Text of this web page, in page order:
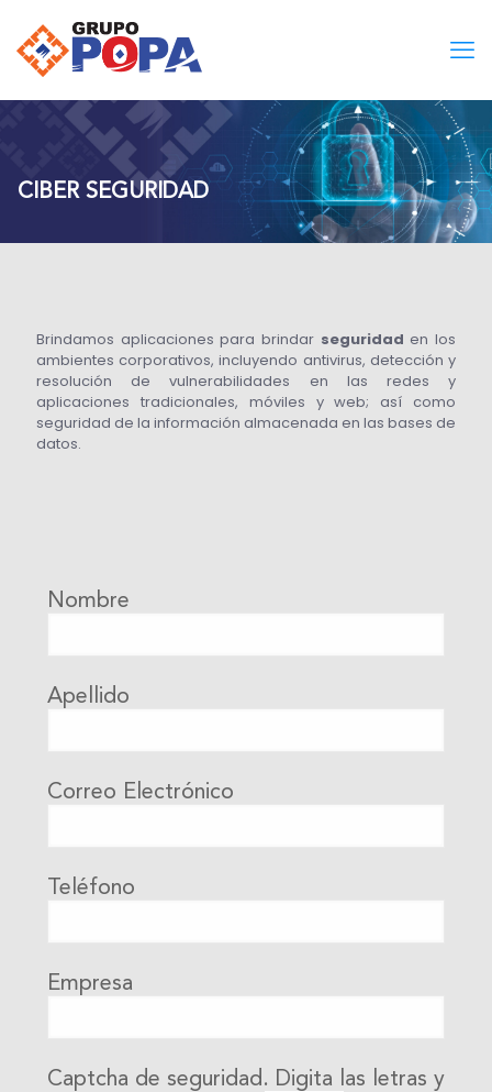
CIBER SEGURIDAD
Brindamos aplicaciones para brindar seguridad en los
ambientes corporativos, incluyendo antivirus, detección y
resolución de vulnerabilidades en las redes y
aplicaciones tradicionales, móviles y web; así como
seguridad de la información almacenada en las bases de
datos.
Nombre
Apellido
Correo Electrónico
Teléfono
Empresa
Captcha de seguridad. Digita las letras y